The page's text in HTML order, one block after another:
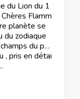
du Lion du 1
Flamm
planète se
du zodiaque
du po
, pris en détai